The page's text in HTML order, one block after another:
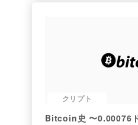
クリプト
Bitcoin史 〜0.00076